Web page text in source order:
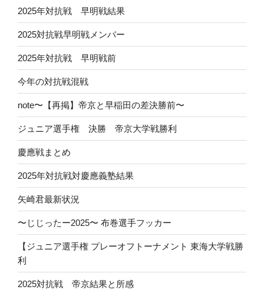
2025年対抗戦 早明戦結果
2025対抗戦早明戦メンバー
2025年対抗戦 早明戦前
今年の対抗戦混戦
note〜【再掲】帝京と早稲田の差決勝前〜
ジュニア選手権 決勝 帝京大学戦勝利
慶應戦まとめ
2025年対抗戦対慶應義塾結果
矢崎君最新状況
〜じじったー2025〜 布巻選手フッカー
【ジュニア選手権 プレーオフトーナメント 東海大学戦勝
利
2025対抗戦 帝京結果と所感